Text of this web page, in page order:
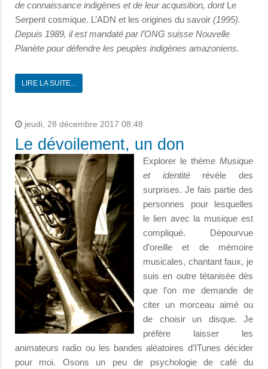
de connaissance indigènes et de leur acquisition, dont Le
Serpent cosmique. L’ADN et les origines du savoir (1995).
Depuis 1989, il est mandaté par l’ONG suisse Nouvelle
Planète pour défendre les peuples indigènes amazoniens.
LIRE LA SUITE...
jeudi, 28 décembre 2017 08:48
Le dévoilement, un don
Explorer le thème Musique
et identitérévèle des
surprises. Je fais partie des
personnes pour lesquelles
le lien avec la musique est
compliqué. Dépourvue
d’oreille et de mémoire
musicales, chantant faux, je
suis en outre tétanisée dès
que l’on me demande de
citer un morceau aimé ou
de choisir un disque. Je
préfère laisser les
animateurs radio ou les bandes aléatoires d’ITunes décider
pour moi. Osons un peu de psychologie de café du